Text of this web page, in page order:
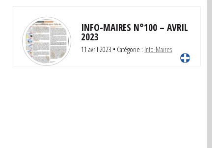
INFO-MAIRES N°100 – AVRIL
2023
11 avril 2023 • Catégorie : Info-Maires